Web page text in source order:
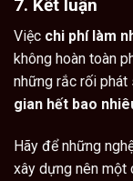
7. Kết luận
Việc chi phí làm
không hoàn toàn
những rắc rối phát
gian hết bao
Hãy để những
xây dựng nên một